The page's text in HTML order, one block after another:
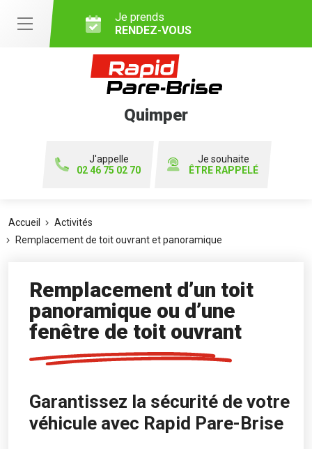
Je prends
RENDEZ-VOUS
Quimper
J'appelle
02 46 75 02 70
Je souhaite
ÊTRE RAPPELÉ
Accueil
Activités
Remplacement de toit ouvrant et panoramique
Remplacement d’un toit
panoramique ou d’une
fenêtre de toit ouvrant
Garantissez la sécurité de votre
véhicule avec Rapid Pare-Brise